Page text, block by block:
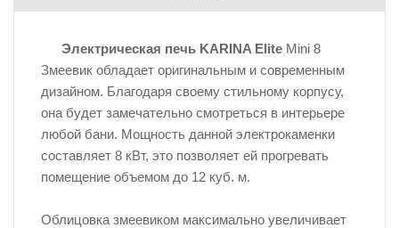
Электрическая печь KARINA EliteMini 8
Змеевик обладает оригинальным и современным
дизайном. Благодаря своему стильному корпусу,
она будет замечательно смотреться в интерьере
любой бани. Мощность данной электрокаменки
составляет 8 кВт, это позволяет ей прогревать
помещение объемом до 12 куб. м.
Облицовка змеевиком максимально увеличивает